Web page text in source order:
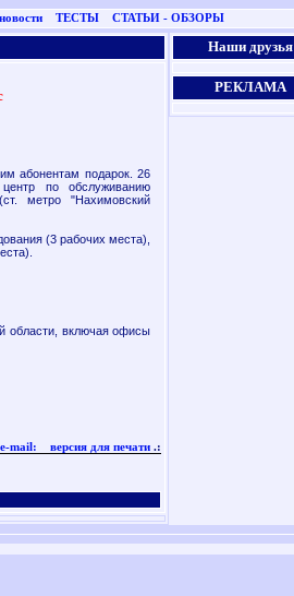
ТЕСТЫ СТАТЬИ - ОБЗОРЫ
абонентам подарок. 26
по обслуживанию
метро "Нахимовский
(3 рабочих места),
области, включая офисы
mail: версия для печати .:
Наши друзья
РЕКЛАМА